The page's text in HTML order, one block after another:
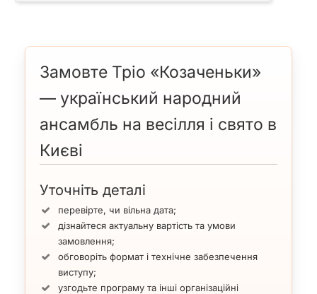
Замовте Тріо «Козаченьки»
— український народний
ансамбль на весілля і свято в
Києві
Уточніть деталі
перевірте, чи вільна дата;
дізнайтеся актуальну вартість та умови
замовлення;
обговоріть формат і технічне забезпечення
виступу;
узгодьте програму та інші організаційні